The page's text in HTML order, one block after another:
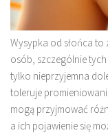
Wysypka od słońca
osób, szczególnie
tylko nieprzyjemna
toleruje
mogą przyjmować
a ich pojawienie się